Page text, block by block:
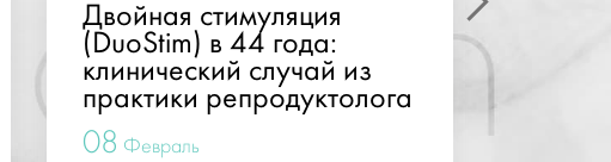
Двойная стимуляция
(DuoStim) в 44 года:
клинический случай из
практики репродуктолога
08 Февраль